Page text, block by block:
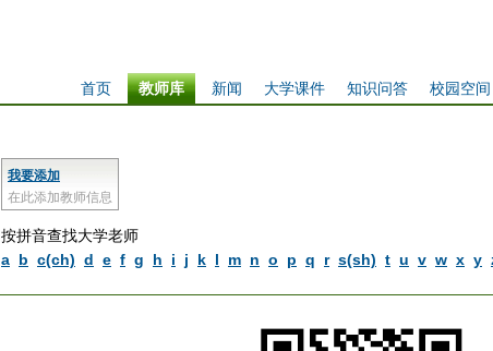
校园空间
知识问答
大学课件
新闻
教师库
首页
我要添加
在此添加教师信息
按拼音查找大学老师
a b c(ch) d e f g h i j k l m n o p q r s(sh) t u v w x y